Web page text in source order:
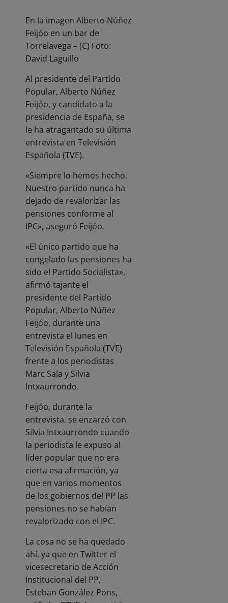
En la imagen Alberto Núñez
Feijóo en un bar de
Torrelavega – (C) Foto:
David Laguillo
Al presidente del Partido
Popular, Alberto Núñez
Feijóo, y candidato a la
presidencia de España, se
le ha atragantado su última
entrevista en Televisión
Española (TVE).
«Siempre lo hemos hecho.
Nuestro partido nunca ha
dejado de revalorizar las
pensiones conforme al
IPC», aseguró Feijóo.
«El único partido que ha
congelado las pensiones ha
sido el Partido Socialista»,
afirmó tajante el
presidente del Partido
Popular, Alberto Núñez
Feijóo, durante una
entrevista el lunes en
Televisión Española (TVE)
frente a los periodistas
Marc Sala y Silvia
Intxaurrondo.
Feijóo, durante la
entrevista, se enzarzó con
Silvia Intxaurrondo cuando
la periodista le expuso al
líder popular que no era
cierta esa afirmación, ya
que en varios momentos
de los gobiernos del PP las
pensiones no se habían
revalorizado con el IPC.
La cosa no se ha quedado
ahí, ya que en Twitter el
vicesecretario de Acción
Institucional del PP,
Esteban González Pons,